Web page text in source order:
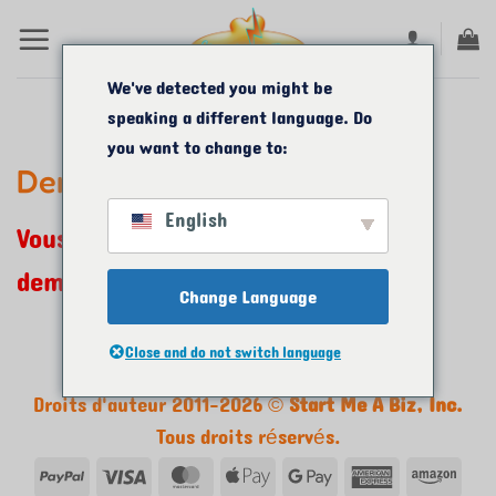
au
Demande de paiement
Vous devez être connecté pour
demander un paiement.
Droits d'auteur 2011-2026 ©Start Me A Biz, Inc.
Tous droits réservés.
PayPalVisa MasterCard
Apple Google American
We've detected you might be
speaking a different language. Do
you want to change to:
English
Change Language
Close and do not switch language